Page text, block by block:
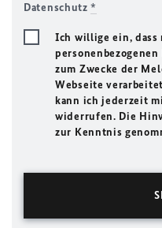
Datenschutz*
Ich willige ein, dass
zum Zwecke der
Webseite
kann ich jederzeit
widerrufen. Die
zur Kenntnis